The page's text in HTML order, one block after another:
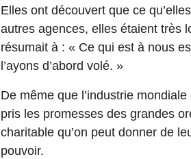
Elles ont découvert que ce
autres agences, elles étaient très
résumait à : « Ce qui est à nous
l’ayons d’abord volé. »
De même que l’industrie
pris les promesses des grandes
charitable qu’on peut donner de
pouvoir.